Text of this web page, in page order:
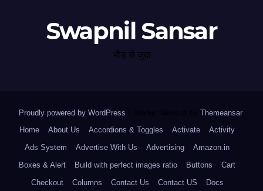
Swapnil Sansar
भीड़ से जुदा
Proudly powered by WordPress Theme: Newsup by Themeansar.
Home
About Us Accordions & Toggles Activate
Activity
Ads System
Advertise With Us Advertising
Amazon.in
Boxes & Alert
Build with perfect images ratio Buttons
Cart
Checkout
Columns Contact Us Contact US
Docs